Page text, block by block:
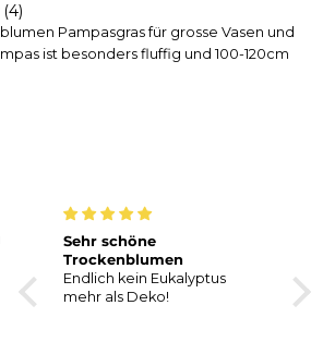
(4)
Pampasgras für grosse Vasen und
ist besonders fluffig und 100-120cm
Sehr schöne
Trockenblumen
Endlich kein Eukalyptus
mehr als Deko!